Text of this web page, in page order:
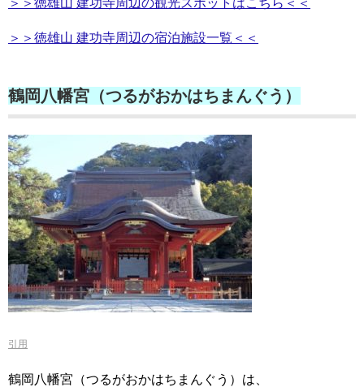
＞＞徳雄山 建功寺周辺の観光スポットはこちら＜＜
＞＞徳雄山 建功寺周辺の宿泊施設一覧＜＜
鶴岡八幡宮（つるがおかはちまんぐう）
引用
鶴岡八幡宮（つるがおかはちまんぐう）は、